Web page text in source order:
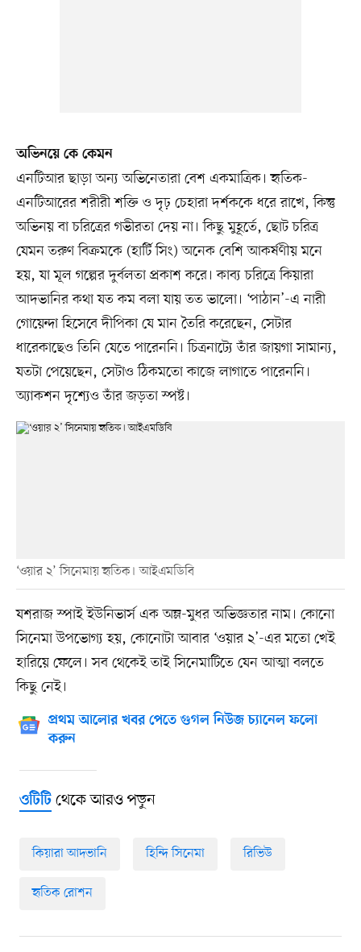
অভিনয়ে কে কেমন
এনটিআর ছাড়া অন্য অভিনেতারা বেশ একমাত্রিক। হৃতিক-
এনটিআরের শরীরী শক্তি ও দৃঢ় চেহারা দর্শককে ধরে রাখে, কিন্তু
অভিনয় বা চরিত্রের গভীরতা দেয় না। কিছু মুহূর্তে, ছোট চরিত্র
যেমন তরুণ বিক্রমকে (হার্টি সিং) অনেক বেশি আকর্ষণীয় মনে
হয়, যা মূল গল্পের দুর্বলতা প্রকাশ করে। কাব্য চরিত্রে কিয়ারা
আদভানির কথা যত কম বলা যায় তত ভালো। ‘পাঠান’-এ নারী
গোয়েন্দা হিসেবে দীপিকা যে মান তৈরি করেছেন, সেটার
ধারেকাছেও তিনি যেতে পারেননি। চিত্রনাট্যে তাঁর জায়গা সামান্য,
যতটা পেয়েছেন, সেটাও ঠিকমতো কাজে লাগাতে পারেননি।
অ্যাকশন দৃশ্যেও তাঁর জড়তা স্পষ্ট।
‘ওয়ার ২’ সিনেমায় হৃতিক। আইএমডিবি
যশরাজ স্পাই ইউনিভার্স এক অম্ল-মুধর অভিজ্ঞতার নাম। কোনো
সিনেমা উপভোগ্য হয়, কোনোটা আবার ‘ওয়ার ২’-এর মতো খেই
হারিয়ে ফেলে। সব থেকেই তাই সিনেমাটিতে যেন আত্মা বলতে
কিছু নেই।
প্রথম আলোর খবর পেতে গুগল নিউজ চ্যানেল ফলো
করুন
ওটিটিথেকে আরও পড়ুন
কিয়ারা আদভানি হিন্দি সিনেমা রিভিউ
হৃতিক রোশন